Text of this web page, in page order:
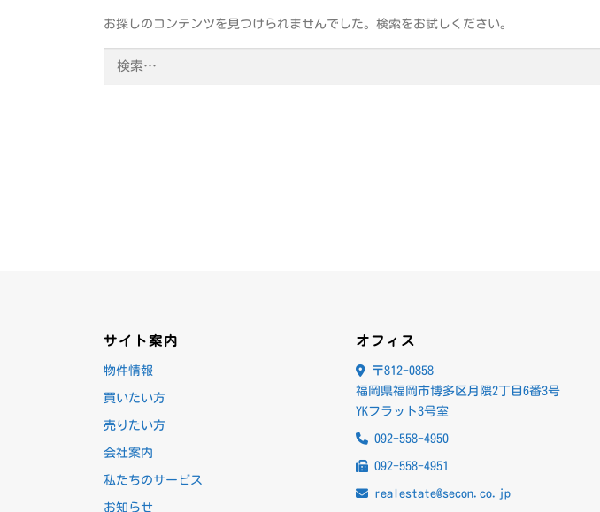
お探しのコンテンツを見つけられませんでした。検索をお試しください。
サイト案内
物件情報
買いたい方
売りたい方
会社案内
私たちのサービス
お知らせ
オフィス
〒812-0858
福岡県福岡市博多区月隈2丁目6番3号
YKフラット3号室
092-558-4950
092-558-4951
realestate@secon.co.jp